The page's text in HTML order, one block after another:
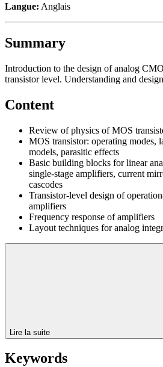
Langue: Anglais
Summary
Introduction to the design of analog
transistor level. Understanding and
Content
Review of physics of MOS
MOS transistor: operating modes,
models, parasitic effects
Basic building blocks for linear
single-stage amplifiers, current
cascodes
Transistor-level design of
amplifiers
Frequency response of amplifiers
Layout techniques for analog
Lire la suite
Keywords